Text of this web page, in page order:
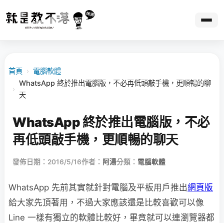
首頁 › 電腦軟體
›
WhatsApp 終於推出電腦版，不必再低頭敲手機，更順暢的聊
天
WhatsApp 終於推出電腦版，不必
再低頭敲手機，更順暢的聊天
發佈日期：2016/5/16作者： 阿湯分類： 電腦軟體
WhatsApp 先前其實就針對電腦及平板用戶推出網頁版
給大家先頂著用，不過大家應該還是比較喜歡可以像
Line 一樣有獨立的軟體比較好，畢竟就可以連瀏覽器都